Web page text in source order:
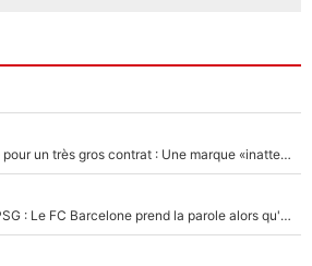
Kylian Mbappé lâche Nike pour un très gros contrat : Une marque «inattendue» va frapper très fort
Ferran Torres a dit oui au PSG : Le FC Barcelone prend la parole alors qu'un transfert de l'attaquant espagnol prend forme